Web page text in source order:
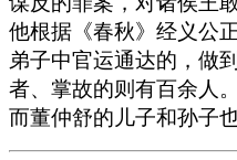
他根据《春秋》经义公
弟子中官运通达的，做
者、掌故的则有百余人。
而董仲舒的儿子和孙子